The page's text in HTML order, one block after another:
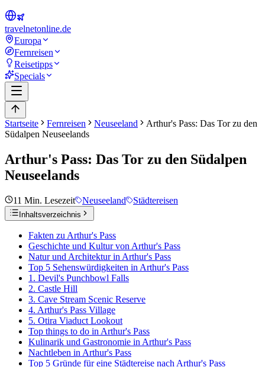
travelnetonline.de
Europa
Fernreisen
Reisetipps
Specials
Startseite Fernreisen Neuseeland
Arthur's Pass: Das Tor zu den
Südalpen Neuseelands
Arthur's Pass: Das Tor zu den Südalpen
Neuseelands
11 Min. Lesezeit Neuseeland Städtereisen
Inhaltsverzeichnis
Fakten zu Arthur's Pass
Geschichte und Kultur von Arthur's Pass
Natur und Architektur in Arthur's Pass
Top 5 Sehenswürdigkeiten in Arthur's Pass
1. Devil's Punchbowl Falls
2. Castle Hill
3. Cave Stream Scenic Reserve
4. Arthur's Pass Village
5. Otira Viaduct Lookout
Top things to do in Arthur's Pass
Kulinarik und Gastronomie in Arthur's Pass
Nachtleben in Arthur's Pass
Top 5 Gründe für eine Städtereise nach Arthur's Pass